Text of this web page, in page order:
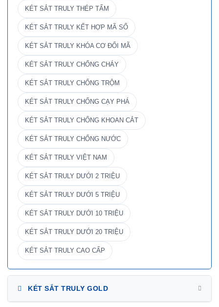
KÉT SẮT TRULY THÉP TẤM
KÉT SẮT TRULY KẾT HỢP MÃ SỐ
KÉT SẮT TRULY KHÓA CƠ ĐỔI MÃ
KÉT SẮT TRULY CHỐNG CHÁY
KÉT SẮT TRULY CHỐNG TRỘM
KÉT SẮT TRULY CHỐNG CẠY PHÁ
KÉT SẮT TRULY CHỐNG KHOAN CẮT
KÉT SẮT TRULY CHỐNG NƯỚC
KÉT SẮT TRULY VIỆT NAM
KÉT SẮT TRULY DƯỚI 2 TRIỆU
KÉT SẮT TRULY DƯỚI 5 TRIỆU
KÉT SẮT TRULY DƯỚI 10 TRIỆU
KÉT SẮT TRULY DƯỚI 20 TRIỆU
KÉT SẮT TRULY CAO CẤP
KÉT SẮT TRULY GOLD